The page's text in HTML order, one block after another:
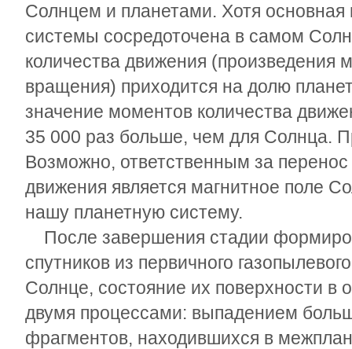
Солнцем и планетами. Хотя
системы сосредоточена в самом
количества движения (произведения
вращения) приходится на долю
значение моментов количества
35 000 раз больше, чем для Солнца.
Возможно, ответственным за
движения является магнитное поле
нашу планетную систему.
После завершения стадии
спутников из первичного
Солнце, состояние их поверхности в
двумя процессами: выпадением
фрагментов, находившихся в